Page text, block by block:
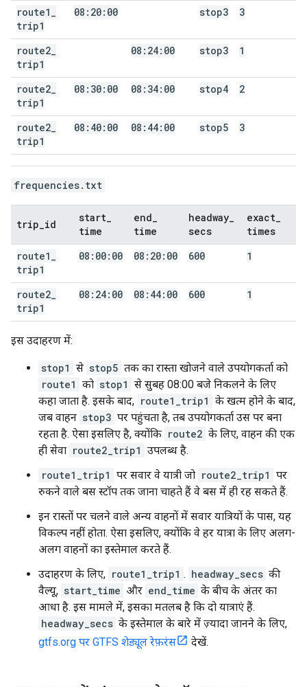
route1
trip1
08:20:00 stop3 3
route2
trip1
08:24:00 stop3 1
route2
trip1
08:30:00 08:34:00 stop4 2
route2
trip1
08:40:00 08:44:00 stop5 3
frequencies.txt
trip id
start
time
end
time
headway
secs
exact
times
route1
trip1
08:00:00 08:20:00 600 1
route2
trip1
08:24:00 08:44:00 600 1
इस उदाहरण में:
stop1 से stop5 तक का रास्ता खोजने वाले उपयोगकर्ता को
route1 को stop1 से सुबह 08:00 बजे निकलने के लिए
कहा जाता है. इसके बाद, route1_trip1 के खत्म होने के बाद,
जब वाहन stop3 पर पहुंचता है, तब उपयोगकर्ता उस पर बना
रहता है. ऐसा इसलिए है, क्योंकि route2 के लिए, वाहन की एक
ही सेवा route2_trip1 उपलब्ध है.
route1_trip1 पर सवार वे यात्री जो route2_trip1 पर
रुकने वाले बस स्टॉप तक जाना चाहते हैं वे बस में ही रह सकते हैं.
इन रास्तों पर चलने वाले अन्य वाहनों में सवार यात्रियों के पास, यह
विकल्प नहीं होता. ऐसा इसलिए, क्योंकि वे हर यात्रा के लिए अलग-
अलग वाहनों का इस्तेमाल करते हैं.
उदाहरण के लिए, route1_trip1 . headway_secs की
वैल्यू, start_time और end_time के बीच के अंतर का
आधा है. इस मामले में, इसका मतलब है कि दो यात्राएं हैं.
headway_secs के इस्तेमाल के बारे में ज़्यादा जानने के लिए,
gtfs.org पर GTFS शेड्यूल रेफ़रंस
देखें.